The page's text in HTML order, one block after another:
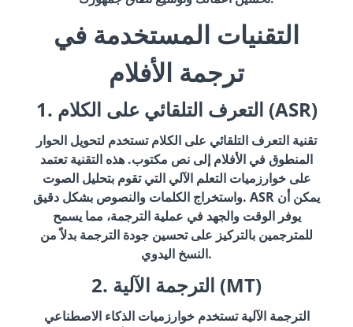
التقنيات المستخدمة في
ترجمة الأفلام
1. التعرف التلقائي على الكلام (ASR)
تقنية التعرف التلقائي على الكلام تستخدم لتحويل الحوار
المنطوق في الأفلام إلى نص مكتوب. هذه التقنية تعتمد
على خوارزميات التعلم الآلي التي تقوم بتحليل الصوت
واستخراج الكلمات والنصوص بشكل دقيق. ASR يمكن أن
يوفر الوقت والجهد في عملية الترجمة، مما يسمح
للمترجمين بالتركيز على تحسين جودة الترجمة بدلاً من
النسخ اليدوي.
2. الترجمة الآلية (MT)
الترجمة الآلية تستخدم خوارزميات الذكاء الاصطناعي